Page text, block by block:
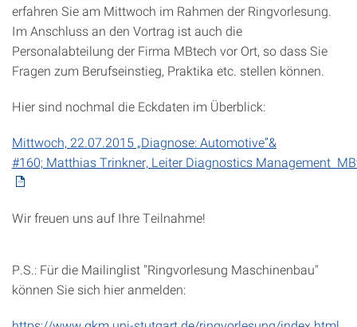
erfahren Sie am Mittwoch im Rahmen der Ringvorlesung.
Im Anschluss an den Vortrag ist auch die
Personalabteilung der Firma MBtech vor Ort, so dass Sie
Fragen zum Berufseinstieg, Praktika etc. stellen können.
Hier sind nochmal die Eckdaten im Überblick:
Mittwoch, 22.07.2015 „Diagnose: Automotive”&
#160; Matthias Trinkner, Leiter Diagnostics Management
Wir freuen uns auf Ihre Teilnahme!
P.S.: Für die Mailinglist "Ringvorlesung Maschinenbau"
können Sie sich hier anmelden: